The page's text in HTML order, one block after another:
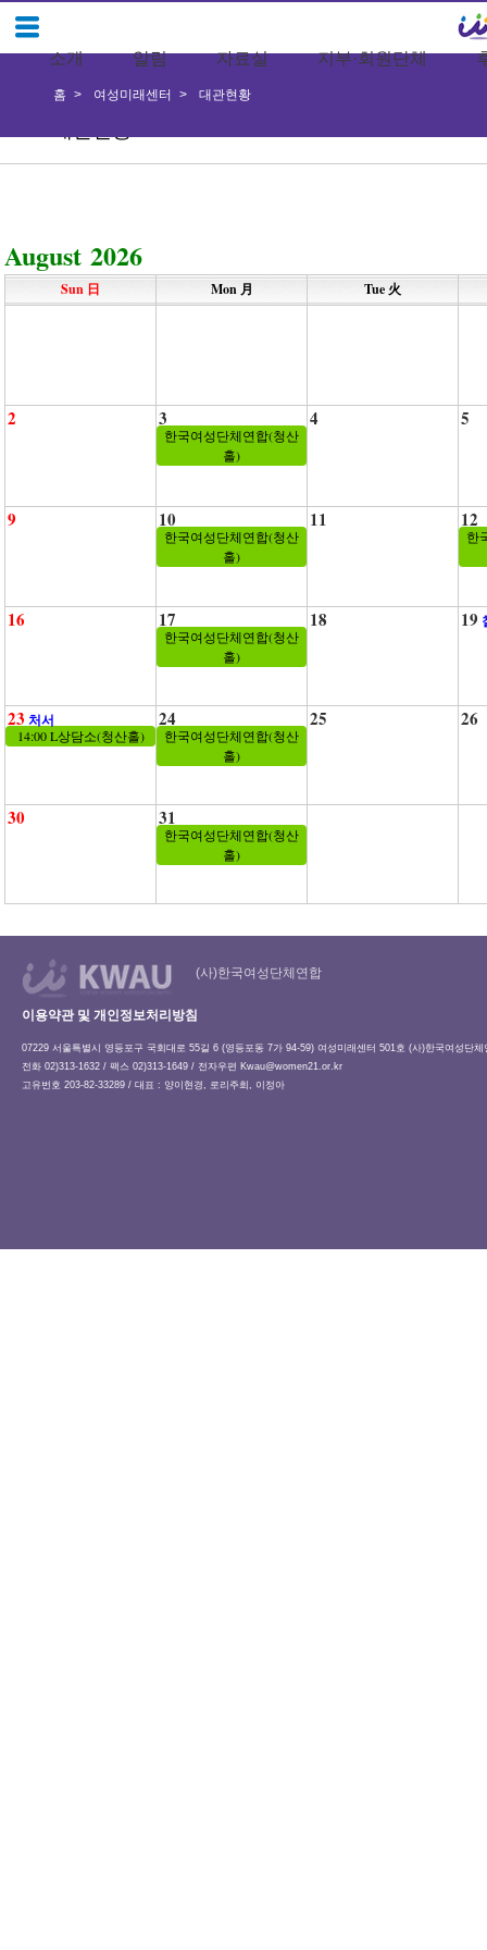
소개 알림 자료실 지부·회원단체
홈 여성미래센터 대관현황
August 2026
Sun 日 Mon 月 Tue 火
2 3
한국여성단체연합(청산
홀)
4 5
9 10
한국여성단체연합(청산
홀)
11 12
한
16 17
한국여성단체연합(청산
홀)
18 19
23 처서
14:00 L상담소(청산홀)
24
한국여성단체연합(청산
홀)
25 26
30 31
한국여성단체연합(청산
홀)
(사)한국여성단체연합
이용약관 및 개인정보처리방침
07229 서울특별시 영등포구 국회대로 55길 6 (영등포동 7가 94-59) 여성미래센터 501호 (사)한국여성단체
전화 02)313-1632 / 팩스 02)313-1649 / 전자우편 Kwau@women21.or.kr
고유번호 203-82-33289 / 대표 : 양이현경, 로리주희, 이정아